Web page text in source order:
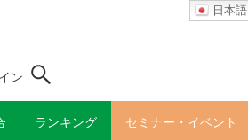
日本語
ン
ランキング セミナー・イベント